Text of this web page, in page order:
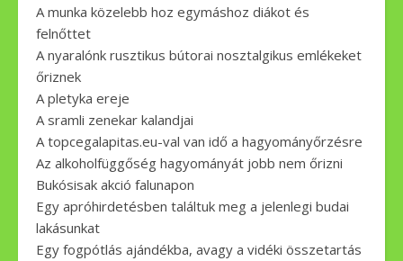
A munka közelebb hoz egymáshoz diákot és
felnőttet
A nyaralónk rusztikus bútorai nosztalgikus emlékeket
őriznek
A pletyka ereje
A sramli zenekar kalandjai
A topcegalapitas.eu-val van idő a hagyományőrzésre
Az alkoholfüggőség hagyományát jobb nem őrizni
Bukósisak akció falunapon
Egy apróhirdetésben találtuk meg a jelenlegi budai
lakásunkat
Egy fogpótlás ajándékba, avagy a vidéki összetartás